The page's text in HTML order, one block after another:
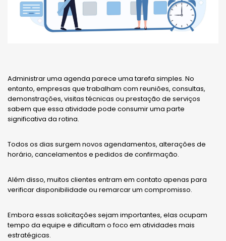
Administrar uma agenda parece uma tarefa simples. No
entanto, empresas que trabalham com reuniões, consultas,
demonstrações, visitas técnicas ou prestação de serviços
sabem que essa atividade pode consumir uma parte
significativa da rotina.
Todos os dias surgem novos agendamentos, alterações de
horário, cancelamentos e pedidos de confirmação.
Além disso, muitos clientes entram em contato apenas para
verificar disponibilidade ou remarcar um compromisso.
Embora essas solicitações sejam importantes, elas ocupam
tempo da equipe e dificultam o foco em atividades mais
estratégicas.